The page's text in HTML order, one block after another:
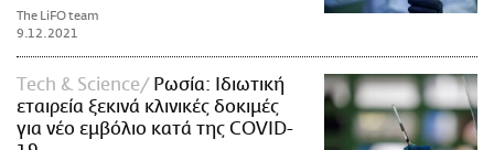
The LiFO team
9.12.2021
Τech & Science
Ρωσία: Ιδιωτική
εταιρεία ξεκινά κλινικές δοκιμές
για νέο εμβόλιο κατά της COVID-